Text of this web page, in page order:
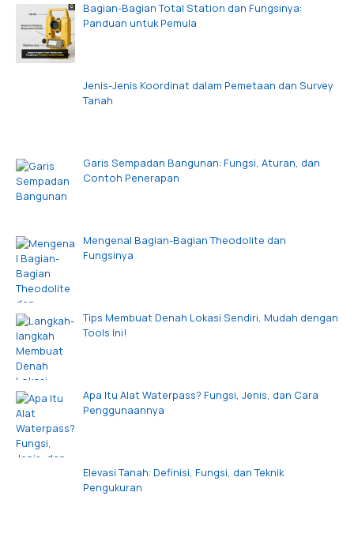
Bagian-Bagian Total Station dan Fungsinya:
Panduan untuk Pemula
Jenis-Jenis Koordinat dalam Pemetaan dan Survey
Tanah
Garis Sempadan Bangunan: Fungsi, Aturan, dan
Contoh Penerapan
Mengenal Bagian-Bagian Theodolite dan
Fungsinya
Tips Membuat Denah Lokasi Sendiri, Mudah dengan
Tools Ini!
Apa Itu Alat Waterpass? Fungsi, Jenis, dan Cara
Penggunaannya
Elevasi Tanah: Definisi, Fungsi, dan Teknik
Pengukuran